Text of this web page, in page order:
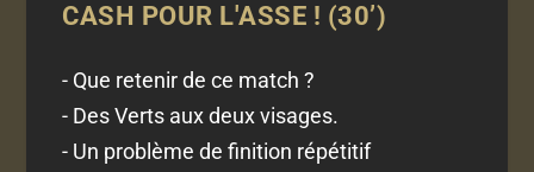
CASH POUR L'ASSE ! (30’)
- Que retenir de ce match ?
- Des Verts aux deux visages.
- Un problème de finition répétitif